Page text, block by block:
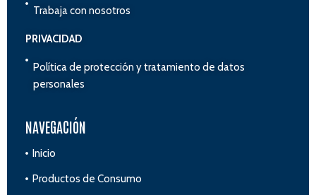
Trabaja con nosotros
PRIVACIDAD
Política de protección y tratamiento de datos
personales
NAVEGACIÓN
Inicio
Productos de Consumo